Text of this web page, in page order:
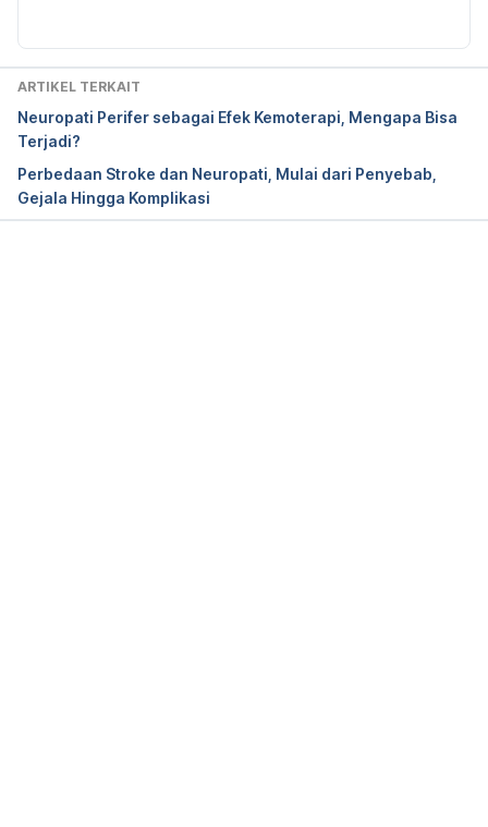
Neuropathy.
https://www.healthdirect.gov.au/neuropathy
ARTIKEL TERKAIT
Neuropati Perifer sebagai Efek Kemoterapi, Mengapa Bisa
Terjadi?
Perbedaan Stroke dan Neuropati, Mulai dari Penyebab,
Gejala Hingga Komplikasi